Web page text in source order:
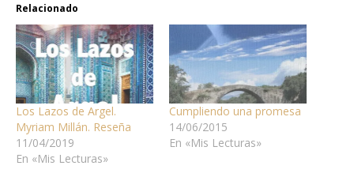
Relacionado
Los Lazos de Argel.
Myriam Millán. Reseña
11/04/2019
En «Mis Lecturas»
Cumpliendo una promesa
14/06/2015
En «Mis Lecturas»